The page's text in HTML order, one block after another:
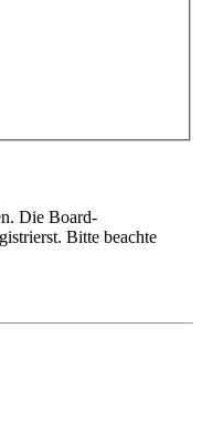
Die Board-
Bitte beachte